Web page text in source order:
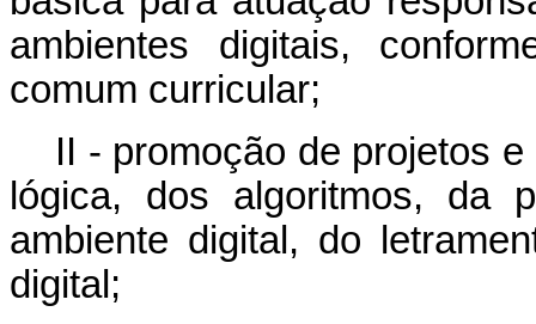
ambientes digitais,
comum curricular;
II - promoção de projetos
lógica, dos algoritmos, da
ambiente digital, do
digital;